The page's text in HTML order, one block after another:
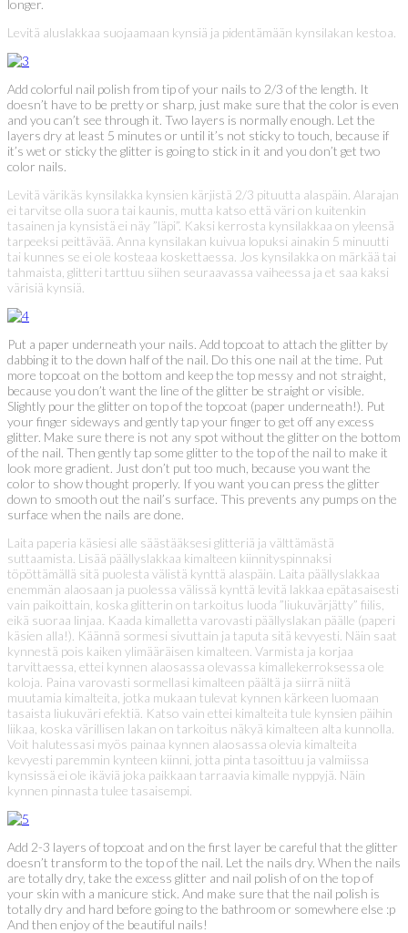
longer.
Levitä aluslakkaa suojaamaan kynsiä ja pidentämään kynsilakan kestoa.
Add colorful nail polish from tip of your nails to 2/3 of the length. It
doesn’t have to be pretty or sharp, just make sure that the color is even
and you can’t see through it. Two layers is normally enough. Let the
layers dry at least 5 minutes or until it’s not sticky to touch, because if
it’s wet or sticky the glitter is going to stick in it and you don’t get two
color nails.
Levitä värikäs kynsilakka kynsien kärjistä 2/3 pituutta alaspäin. Alarajan
ei tarvitse olla suora tai kaunis, mutta katso että väri on kuitenkin
tasainen ja kynsistä ei näy ”läpi”. Kaksi kerrosta kynsilakkaa on yleensä
tarpeeksi peittävää. Anna kynsilakan kuivua lopuksi ainakin 5 minuutti
tai kunnes se ei ole kosteaa koskettaessa. Jos kynsilakka on märkää tai
tahmaista, glitteri tarttuu siihen seuraavassa vaiheessa ja et saa kaksi
värisiä kynsiä.
Put a paper underneath your nails. Add topcoat to attach the glitter by
dabbing it to the down half of the nail. Do this one nail at the time. Put
more topcoat on the bottom and keep the top messy and not straight,
because you don’t want the line of the glitter be straight or visible.
Slightly pour the glitter on top of the topcoat (paper underneath!). Put
your finger sideways and gently tap your finger to get off any excess
glitter. Make sure there is not any spot without the glitter on the bottom
of the nail. Then gently tap some glitter to the top of the nail to make it
look more gradient. Just don’t put too much, because you want the
color to show thought properly. If you want you can press the glitter
down to smooth out the nail’s surface. This prevents any pumps on the
surface when the nails are done.
Laita paperia käsiesi alle säästääksesi glitteriä ja välttämästä
suttaamista. Lisää päällyslakkaa kimalteen kiinnityspinnaksi
töpöttämällä sitä puolesta välistä kynttä alaspäin. Laita päällyslakkaa
enemmän alaosaan ja puolessa välissä kynttä levitä lakkaa epätasaisesti
vain paikoittain, koska glitterin on tarkoitus luoda ”liukuvärjätty” fiilis,
eikä suoraa linjaa. Kaada kimalletta varovasti päällyslakan päälle (paperi
käsien alla!). Käännä sormesi sivuttain ja taputa sitä kevyesti. Näin saat
kynnestä pois kaiken ylimääräisen kimalteen. Varmista ja korjaa
tarvittaessa, ettei kynnen alaosassa olevassa kimallekerroksessa ole
koloja. Paina varovasti sormellasi kimalteen päältä ja siirrä niitä
muutamia kimalteita, jotka mukaan tulevat kynnen kärkeen luomaan
tasaista liukuväri efektiä. Katso vain ettei kimalteita tule kynsien päihin
liikaa, koska värillisen lakan on tarkoitus näkyä kimalteen alta kunnolla.
Voit halutessasi myös painaa kynnen alaosassa olevia kimalteita
kevyesti paremmin kynteen kiinni, jotta pinta tasoittuu ja valmiissa
kynsissä ei ole ikäviä joka paikkaan tarraavia kimalle nyppyjä. Näin
kynnen pinnasta tulee tasaisempi.
Add 2-3 layers of topcoat and on the first layer be careful that the glitter
doesn’t transform to the top of the nail. Let the nails dry. When the nails
are totally dry, take the excess glitter and nail polish of on the top of
your skin with a manicure stick. And make sure that the nail polish is
totally dry and hard before going to the bathroom or somewhere else :p
And then enjoy of the beautiful nails!